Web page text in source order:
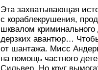
Эта захватывающая
с кораблекрушения,
шквалом криминального
дерзких авантюр…
от шантажа. Мисс
на помощь частного